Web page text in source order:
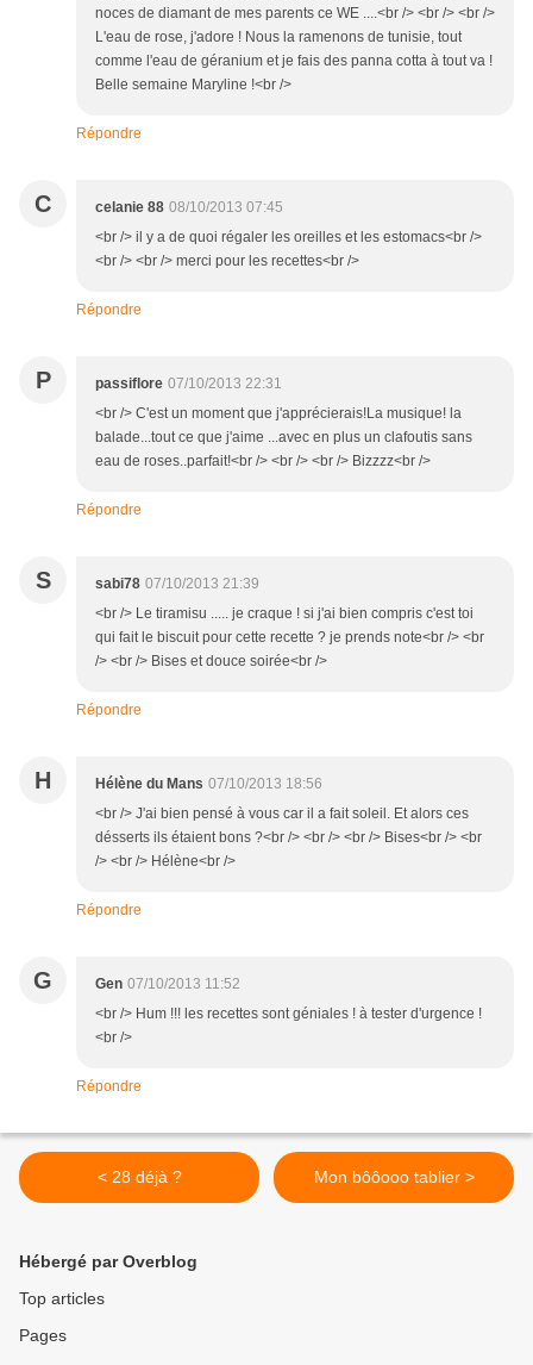
noces de diamant de mes parents ce WE ....<br /> <br /> <br />
L'eau de rose, j'adore ! Nous la ramenons de tunisie, tout
comme l'eau de géranium et je fais des panna cotta à tout va !
Belle semaine Maryline !<br />
Répondre
C celanie 88 08/10/2013 07:45
<br /> il y a de quoi régaler les oreilles et les estomacs<br />
<br /> <br /> merci pour les recettes<br />
Répondre
P passiflore 07/10/2013 22:31
<br /> C'est un moment que j'apprécierais!La musique! la
balade...tout ce que j'aime ...avec en plus un clafoutis sans
eau de roses..parfait!<br /> <br /> <br /> Bizzzz<br />
Répondre
S sabi78 07/10/2013 21:39
<br /> Le tiramisu ..... je craque ! si j'ai bien compris c'est toi
qui fait le biscuit pour cette recette ? je prends note<br /> <br
/> <br /> Bises et douce soirée<br />
Répondre
H Hélène du Mans 07/10/2013 18:56
<br /> J'ai bien pensé à vous car il a fait soleil. Et alors ces
désserts ils étaient bons ?<br /> <br /> <br /> Bises<br /> <br
/> <br /> Hélène<br />
Répondre
G Gen 07/10/2013 11:52
<br /> Hum !!! les recettes sont géniales ! à tester d'urgence !
<br />
Répondre
< 28 déjà ? Mon bôôooo tablier >
Hébergé par Overblog
Top articles
Pages